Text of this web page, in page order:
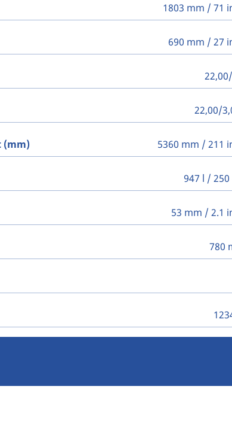
1803 mm / 71
690 mm / 27
22,00/
(mm) 5360 mm / 211
947 l / 250
53 mm / 2.1
780